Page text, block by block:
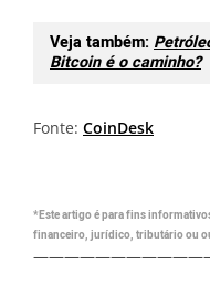
Veja também:
Bitcoin é o caminho?
Fonte: CoinDesk
*Este artigo é para fins
financeiro, jurídico, tributário ou